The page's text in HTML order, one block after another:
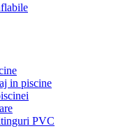
in piscine
PVC